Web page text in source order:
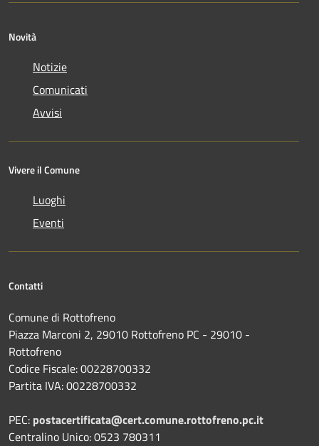
Novità
Notizie
Comunicati
Avvisi
Vivere il Comune
Luoghi
Eventi
Contatti
Comune di Rottofreno
Piazza Marconi 2, 29010 Rottofreno PC - 29010 -
Rottofreno
Codice Fiscale: 00228700332
Partita IVA: 00228700332
PEC: postacertificata@cert.comune.rottofreno.pc.it
Centralino Unico: 0523 780311